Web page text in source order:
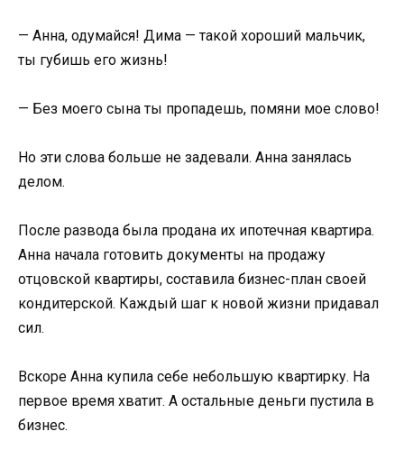
— Анна, одумайся! Дима — такой хороший мальчик,
ты губишь его жизнь!
— Без моего сына ты пропадешь, помяни мое слово!
Но эти слова больше не задевали. Анна занялась
делом.
После развода была продана их ипотечная квартира.
Анна начала готовить документы на продажу
отцовской квартиры, составила бизнес-план своей
кондитерской. Каждый шаг к новой жизни придавал
сил.
Вскоре Анна купила себе небольшую квартирку. На
первое время хватит. А остальные деньги пустила в
бизнес.